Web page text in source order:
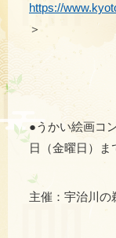
https://
＞
●うかい絵画コ
日（金曜日）ま
主催：宇治川の